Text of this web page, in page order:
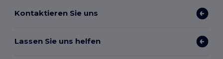
Kontaktieren Sie uns
Lassen Sie uns helfen